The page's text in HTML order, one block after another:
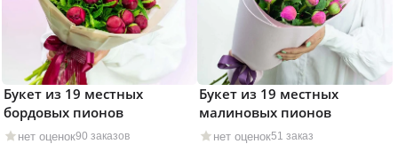
нет оценок90 заказов
Букет из 19 местных
бордовых пионов
нет оценок51 заказ
Букет из 19 местных
малиновых пионов